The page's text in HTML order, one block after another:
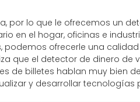
por lo que le ofrecemos un
en el hogar, oficinas e
podemos ofrecerle una
que el detector de dinero de
de billetes hablan muy bien
y desarrollar